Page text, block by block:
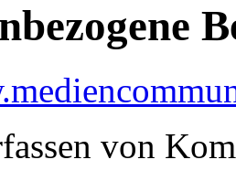
von